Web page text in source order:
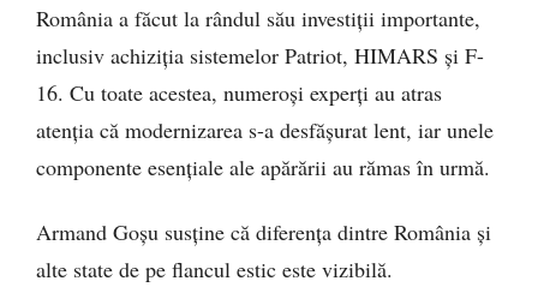
România a făcut la rândul său investiții importante,
inclusiv achiziția sistemelor Patriot, HIMARS și F-
16. Cu toate acestea, numeroși experți au atras
atenția că modernizarea s-a desfășurat lent, iar unele
componente esențiale ale apărării au rămas în urmă.
Armand Goșu susține că diferența dintre România și
alte state de pe flancul estic este vizibilă.